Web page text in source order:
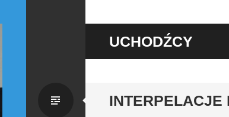
UCHODŹCY
INTERPELACJE
Zwykły